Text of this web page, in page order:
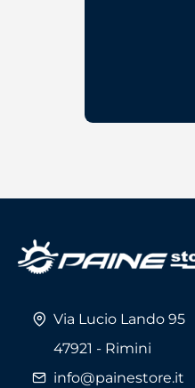
Via Lucio Lando 95
47921 - Rimini
info@painestore.it